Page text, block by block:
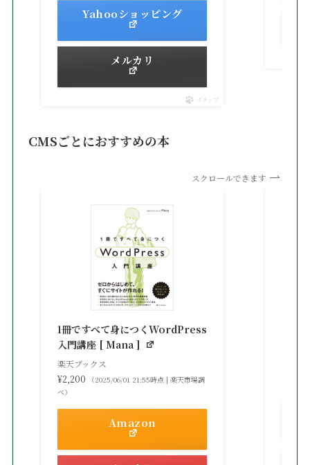
Yahooショッピング
メルカリ
ポチップ
CMSごとにおすすめの本
スクロールできます
1冊ですべて身につくWordPress
入門講座 [ Mana ]
楽天ブックス
¥2,200
（2025/06/01 21:55時点 | 楽天市場調
べ）
Amazon